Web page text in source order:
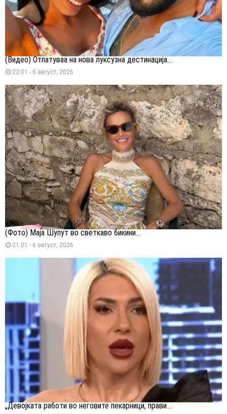
(Видео) Отпатуваа на нова луксузна дестинација...
22:01 - 6 август, 2026
(Фото) Маја Шупут во светкаво бикини...
21:01 - 6 август, 2026
„Девојката работи во неговите пекарници, прави...